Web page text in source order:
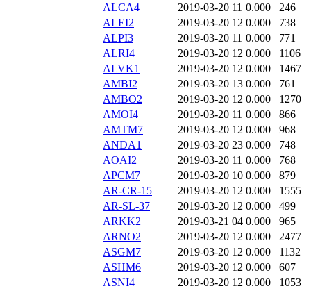
ALCA4
2019-03-20 11 0.000
246
ALEI2
2019-03-20 12 0.000
738
ALPI3
2019-03-20 11 0.000
771
ALRI4
2019-03-20 12 0.000
1106
ALVK1
2019-03-20 12 0.000
1467
AMBI2
2019-03-20 13 0.000
761
AMBO2
2019-03-20 12 0.000
1270
AMOI4
2019-03-20 11 0.000
866
AMTM7
2019-03-20 12 0.000
968
ANDA1
2019-03-20 23 0.000
748
AOAI2
2019-03-20 11 0.000
768
APCM7
2019-03-20 10 0.000
879
AR-CR-15
2019-03-20 12 0.000
1555
AR-SL-37
2019-03-20 12 0.000
499
ARKK2
2019-03-21 04 0.000
965
ARNO2
2019-03-20 12 0.000
2477
ASGM7
2019-03-20 12 0.000
1132
ASHM6
2019-03-20 12 0.000
607
ASNI4
2019-03-20 12 0.000
1053